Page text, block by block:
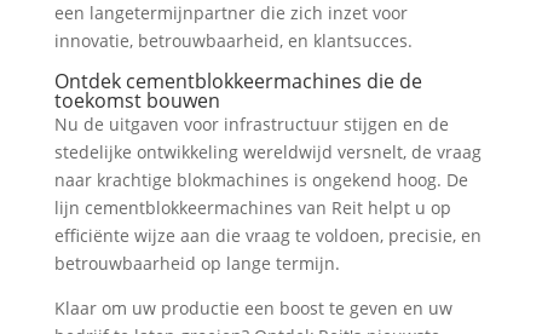
een langetermijnpartner die zich inzet voor
innovatie, betrouwbaarheid, en klantsucces.
Ontdek cementblokkeermachines die de
toekomst bouwen
Nu de uitgaven voor infrastructuur stijgen en de
stedelijke ontwikkeling wereldwijd versnelt, de vraag
naar krachtige blokmachines is ongekend hoog. De
lijn cementblokkeermachines van Reit helpt u op
efficiënte wijze aan die vraag te voldoen, precisie, en
betrouwbaarheid op lange termijn.
Klaar om uw productie een boost te geven en uw